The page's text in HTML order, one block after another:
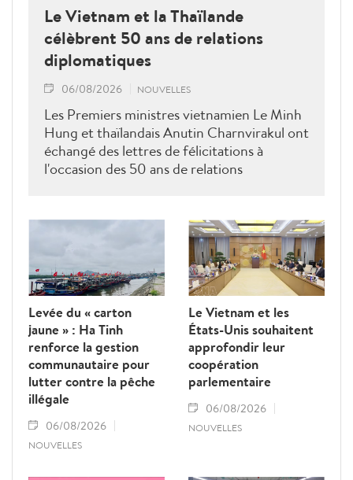
Le Vietnam et la Thaïlande
célèbrent 50 ans de relations
diplomatiques
06/08/2026 NOUVELLES
Les Premiers ministres vietnamien Le Minh
Hung et thaïlandais Anutin Charnvirakul ont
échangé des lettres de félicitations à
l'occasion des 50 ans de relations
Levée du « carton
jaune » : Ha Tinh
renforce la gestion
communautaire pour
lutter contre la pêche
illégale
06/08/2026
NOUVELLES
Le Vietnam et les
États-Unis souhaitent
approfondir leur
coopération
parlementaire
06/08/2026
NOUVELLES